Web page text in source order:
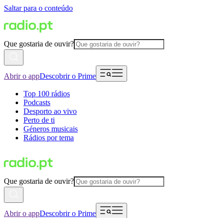
Saltar para o conteúdo
Que gostaria de ouvir?
Abrir o appDescobrir o Prime
Top 100 rádios
Podcasts
Desporto ao vivo
Perto de ti
Géneros musicais
Rádios por tema
Que gostaria de ouvir?
Abrir o appDescobrir o Prime